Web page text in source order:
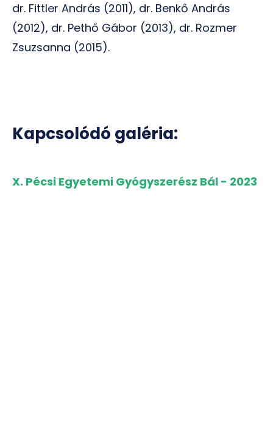
dr. Fittler András (2011), dr. Benkő András
(2012), dr. Pethő Gábor (2013), dr. Rozmer
Zsuzsanna (2015).
Kapcsolódó galéria:
X. Pécsi Egyetemi Gyógyszerész Bál - 2023